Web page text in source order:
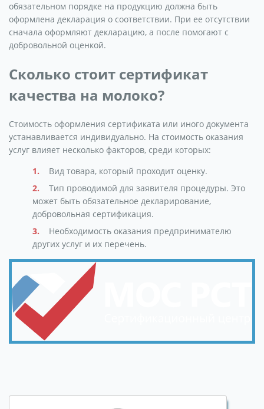
обязательном порядке на продукцию должна быть
оформлена декларация о соответствии. При ее отсутствии
сначала оформляют декларацию, а после помогают с
добровольной оценкой.
Сколько стоит сертификат
качества на молоко?
Стоимость оформления сертификата или иного документа
устанавливается индивидуально. На стоимость оказания
услуг влияет несколько факторов, среди которых:
Вид товара, который проходит оценку.
Тип проводимой для заявителя процедуры. Это
может быть обязательное декларирование,
добровольная сертификация.
Необходимость оказания предпринимателю
других услуг и их перечень.